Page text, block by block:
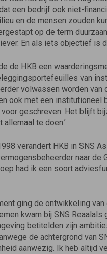
een bedrijf ook niet-
en de mensen zouden
op de term
En als iets objectief is
de HKB een
van
volwassen worden van
ook met een
geschreven. Het blijft
te doen.’
verandert HKB in SNS
naar
had ik een soort
ging de ontwikkeling
kwam bij SNS
betitelden zijn
de achtergrond van
aanwezig. Ik heb altijd